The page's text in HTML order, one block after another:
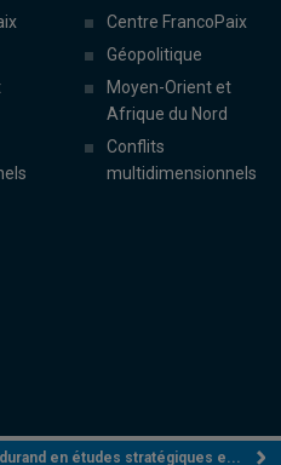
Centre FrancoPaix
Géopolitique
Moyen-Orient et
Afrique du Nord
Conflits
multidimensionnels
en études stratégiques e...